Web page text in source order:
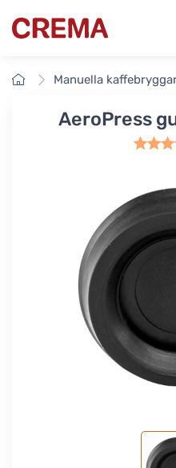
Crema
Framsidan
Manuella
AeroPress